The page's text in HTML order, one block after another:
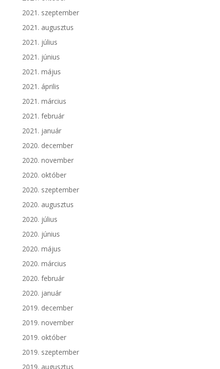
2021. szeptember
2021. augusztus
2021. július
2021. június
2021. május
2021. április
2021. március
2021. február
2021. január
2020. december
2020. november
2020. október
2020. szeptember
2020. augusztus
2020. július
2020. június
2020. május
2020. március
2020. február
2020. január
2019. december
2019. november
2019. október
2019. szeptember
2019. augusztus